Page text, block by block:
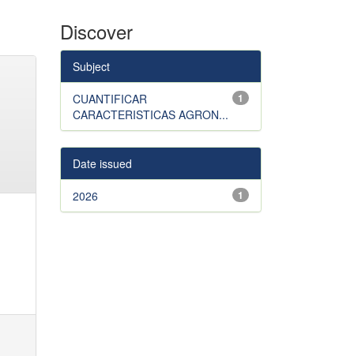
Discover
Subject
1
CUANTIFICAR
CARACTERISTICAS AGRON...
Date issued
1
2026